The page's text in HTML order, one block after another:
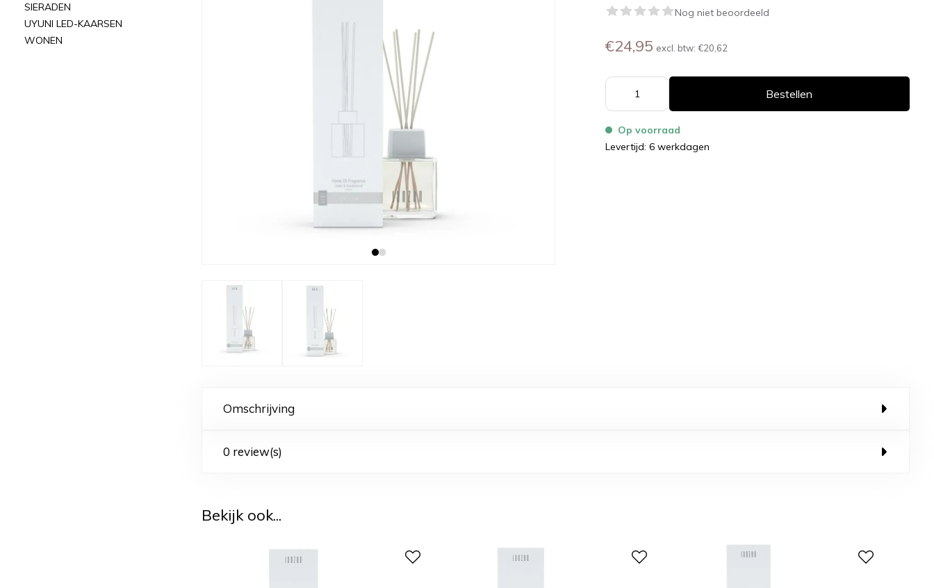
SIERADEN
UYUNI LED-KAARSEN
WONEN
Nog niet beoordeeld
€24,95 excl. btw: €20,62
Bestellen
Op voorraad
Levertijd: 6 werkdagen
Omschrijving
0 review(s)
Bekijk ook...